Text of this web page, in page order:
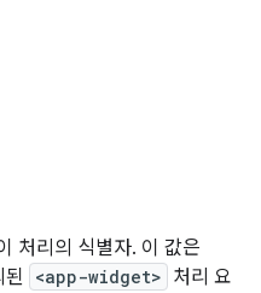
처리의 식별자. 이 값은
된 <app-widget> 처리 요